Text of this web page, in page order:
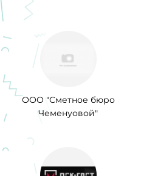
ООО "Сметное бюро
Чеменуовой"